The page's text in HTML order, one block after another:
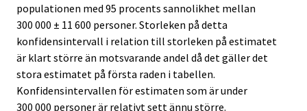
populationen med 95 procents sannolikhet mellan
300 000 ± 11 600 personer. Storleken på detta
konfidensintervall i relation till storleken på estimatet
är klart större än motsvarande andel då det gäller det
stora estimatet på första raden i tabellen.
Konfidensintervallen för estimaten som är under
300 000 personer är relativt sett ännu större.